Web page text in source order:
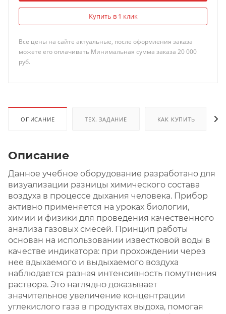
Купить в 1 клик
Все цены на сайте актуальные, после оформления заказа
можете его оплачивать Минимальная сумма заказа 20 000
руб.
ОПИСАНИЕ ТЕХ. ЗАДАНИЕ КАК КУПИТЬ
Описание
Данное учебное оборудование разработано для
визуализации разницы химического состава
воздуха в процессе дыхания человека. Прибор
активно применяется на уроках биологии,
химии и физики для проведения качественного
анализа газовых смесей. Принцип работы
основан на использовании известковой воды в
качестве индикатора: при прохождении через
нее вдыхаемого и выдыхаемого воздуха
наблюдается разная интенсивность помутнения
раствора. Это наглядно доказывает
значительное увеличение концентрации
углекислого газа в продуктах выдоха, помогая